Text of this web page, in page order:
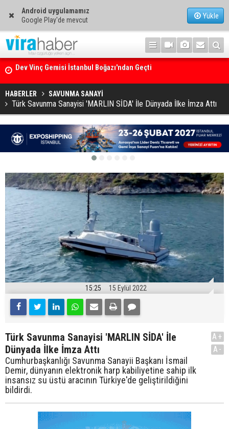
Android uygulamamız
Google Play'de mevcut
Yükle
Ege Denizi’nin En Büyük Mercan Ormanı
HABERLER SAVUNMA SANAYİ
Türk Savunma Sanayisi 'MARLIN SİDA' İle Dünyada İlke İmza Attı
15:25 15 Eylül 2022
Türk Savunma Sanayisi 'MARLIN SİDA' İle
Dünyada İlke İmza Attı
Cumhurbaşkanlığı Savunma Sanayii Başkanı İsmail
Demir, dünyanın elektronik harp kabiliyetine sahip ilk
insansız su üstü aracının Türkiye'de geliştirildiğini
bildirdi.
A+
A-